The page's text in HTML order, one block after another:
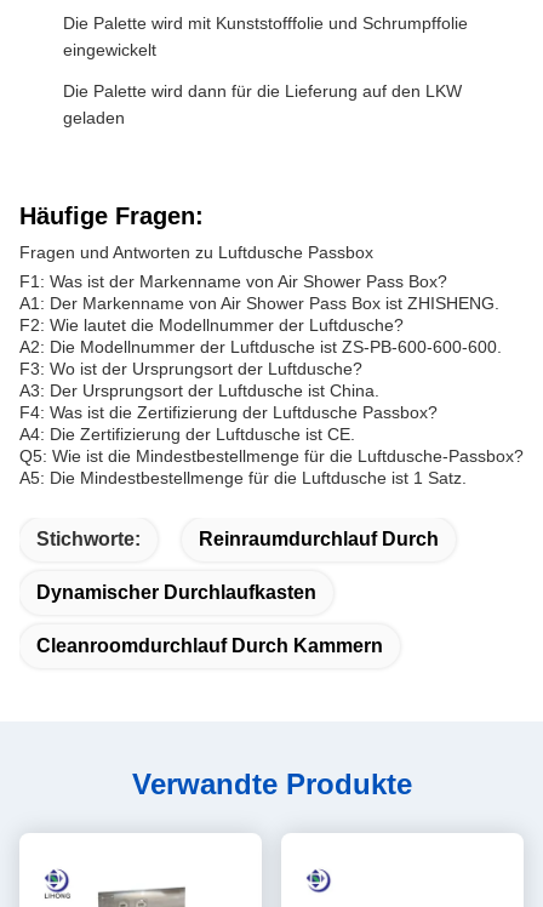
Die Palette wird mit Kunststofffolie und Schrumpffolie
eingewickelt
Die Palette wird dann für die Lieferung auf den LKW
geladen
Häufige Fragen:
Fragen und Antworten zu Luftdusche Passbox
F1: Was ist der Markenname von Air Shower Pass Box?
A1: Der Markenname von Air Shower Pass Box ist ZHISHENG.
F2: Wie lautet die Modellnummer der Luftdusche?
A2: Die Modellnummer der Luftdusche ist ZS-PB-600-600-600.
F3: Wo ist der Ursprungsort der Luftdusche?
A3: Der Ursprungsort der Luftdusche ist China.
F4: Was ist die Zertifizierung der Luftdusche Passbox?
A4: Die Zertifizierung der Luftdusche ist CE.
Q5: Wie ist die Mindestbestellmenge für die Luftdusche-Passbox?
A5: Die Mindestbestellmenge für die Luftdusche ist 1 Satz.
Stichworte: Reinraumdurchlauf Durch
Dynamischer Durchlaufkasten
Cleanroomdurchlauf Durch Kammern
Verwandte Produkte